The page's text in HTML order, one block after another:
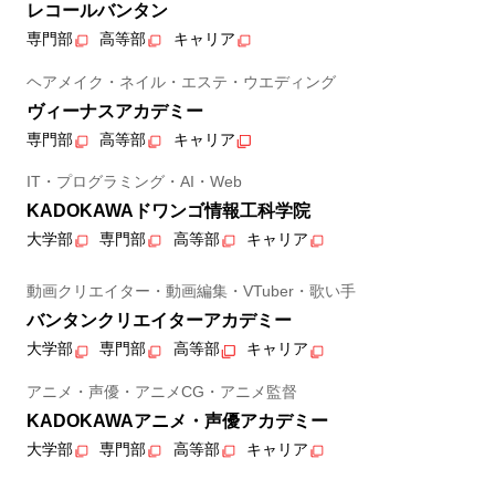
レコールバンタン
専門部 高等部 キャリア
ヘアメイク・ネイル・エステ・ウエディング
ヴィーナスアカデミー
専門部 高等部 キャリア
IT・プログラミング・AI・Web
KADOKAWAドワンゴ情報工科学院
大学部 専門部 高等部 キャリア
動画クリエイター・動画編集・VTuber・歌い手
バンタンクリエイターアカデミー
大学部 専門部 高等部 キャリア
アニメ・声優・アニメCG・アニメ監督
KADOKAWAアニメ・声優アカデミー
大学部 専門部 高等部 キャリア